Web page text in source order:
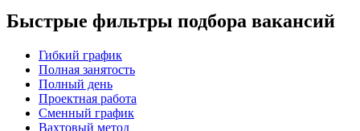
Быстрые фильтры подбора вакансий
Гибкий график
Полная занятость
Полный день
Проектная работа
Сменный график
Вахтовый метод